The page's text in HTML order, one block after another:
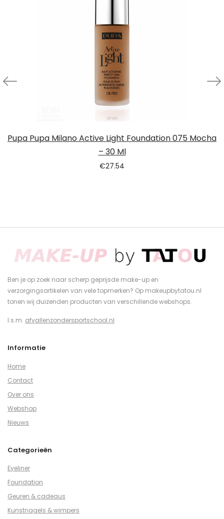
Pupa Pupa Milano Active Light Foundation 075 Mocha
– 30 Ml
€27.54
Ben je op zoek naar scherp geprijsde make-up en
verzorgingsartikelen van vele topmerken? Op makeupbytatou.nl
tonen wij duizenden producten van verschillende webshops.
I.s.m. afvallenzondersportschool.nl
Informatie
Home
Contact
Over ons
Webshop
Nieuws
Categorieën
Eyeliner
Foundation
Geuren & cadeaus
Kunstnagels & wimpers